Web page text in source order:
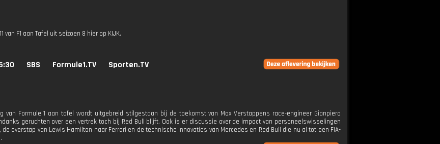
van F1 aan Tafel uit seizoen 8 hier op KIJK.
SBS Formule1.TV Sporten.TV
van Formule 1 aan tafel wordt uitgebreid stilgestaan bij de toekomst van Max Verstappens race-engineer Gianpiero
geruchten over een vertrek toch bij Red Bull blijft. Ook is er discussie over de impact van personeelswisselingen
overstap van Lewis Hamilton naar Ferrari en de technische innovaties van Mercedes en Red Bull die nu al tot een FIA-